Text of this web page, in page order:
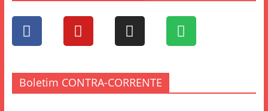
Boletim CONTRA-CORRENTE